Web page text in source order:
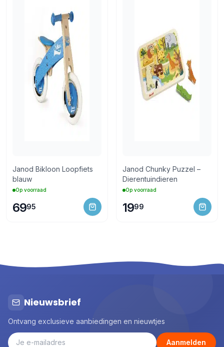
Janod Bikloon Loopfiets
blauw
Op voorraad
6995
Janod Chunky Puzzel –
Dierentuindieren
Op voorraad
1999
Nieuwsbrief
Ontvang exclusieve aanbiedingen en nieuwtjes
Aanmelden